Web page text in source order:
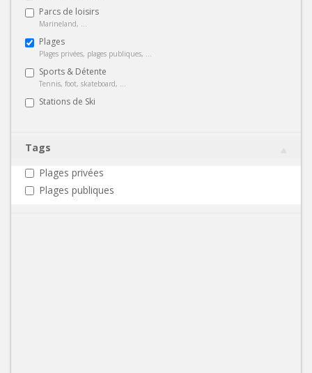
Parcs de loisirs
Marineland, ...
Plages
Plages privées, plages publiques, ...
Sports & Détente
Tennis, foot, skateboard, ...
Stations de Ski
Tags
Plages privées
Plages publiques